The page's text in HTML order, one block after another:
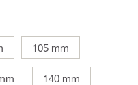
105 mm
140 mm